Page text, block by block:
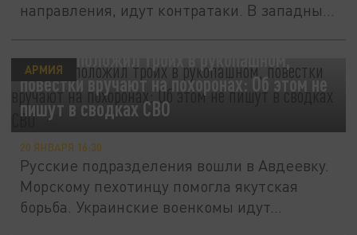
направления, идут контратаки. В западных
Морпех положил троих в рукопашном,
повестки вручают на похоронах: Об этом не
пишут в сводках СВО
АРМИЯ
20 ЯНВАРЯ 16:30
Русские подразделения вошли в Авдеевку.
Морскому пехотинцу помогла якутская
борьба. Украинские военкомы идут...